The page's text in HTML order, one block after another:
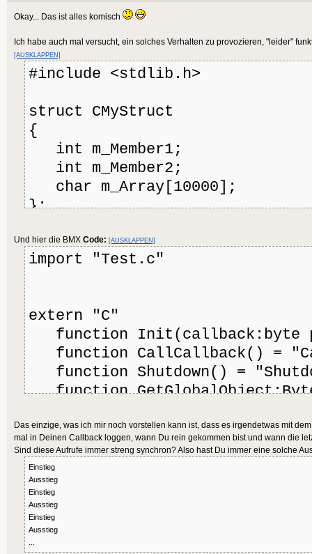
Okay... Das ist alles komisch
Ich habe auch mal versucht, ein solches Verhalten zu provozieren, "leider"
[AUSKLAPPEN]
#include <stdlib.h>
struct CMyStruct
{
int m_Member1;
int m_Member2;
char m_Array[10000];
};
typedef void(*
*pStruct, int test);
callback_function
void Init(callback_function
globalCallback = callback;
*)malloc(sizeof(struct
}
void CallCallback()
{
if (globalCallback)
{
Und hier die BMX Code: [AUSKLAPPEN]
import "Test.c"
extern "C"
function
function CallCallback() =
function Shutdown() =
function
function CreateStruct:Byte
"CreateStruct"
end extern
function MyCallback(obj:byte
CreateBank(100000)
Das einzige, was ich mir noch vorstellen kann ist, dass es irgendetwas mit
mal in Deinen Callback loggen, wann Du rein gekommen bist und wann die
Sind diese Aufrufe immer streng synchron? Also hast Du immer eine solche
Einstieg
Ausstieg
Einstieg
Ausstieg
Einstieg
Ausstieg